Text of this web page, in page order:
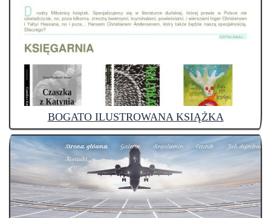
BOGATO ILUSTROWANA KSIĄŻKA